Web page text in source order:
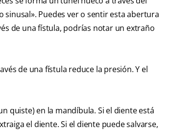
sinusal». Puedes ver o sentir esta abertura
de una fístula, podrías notar un extraño
de una fístula reduce la presión. Y el
quiste) en la mandíbula. Si el diente está
el diente. Si el diente puede salvarse,